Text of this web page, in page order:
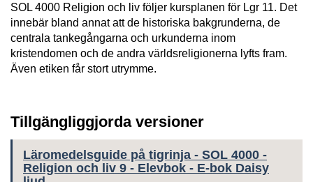
SOL 4000 Religion och liv följer kursplanen för Lgr 11. Det
innebär bland annat att de historiska bakgrunderna, de
centrala tankegångarna och urkunderna inom
kristendomen och de andra världsreligionerna lyfts fram.
Även etiken får stort utrymme.
Tillgängliggjorda versioner
Läromedelsguide på tigrinja - SOL 4000 -
Religion och liv 9 - Elevbok - E-bok Daisy